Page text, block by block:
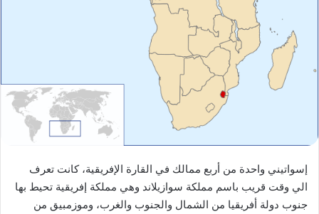
إسواتيني واحدة من أربع ممالك في القارة الإفريقية، كانت تعرف
الي وقت قريب باسم مملكة سوازيلاند وهي مملكة إفريقية تحيط بها
جنوب دولة أفريقيا من الشمال والجنوب والغرب، وموزمبيق من